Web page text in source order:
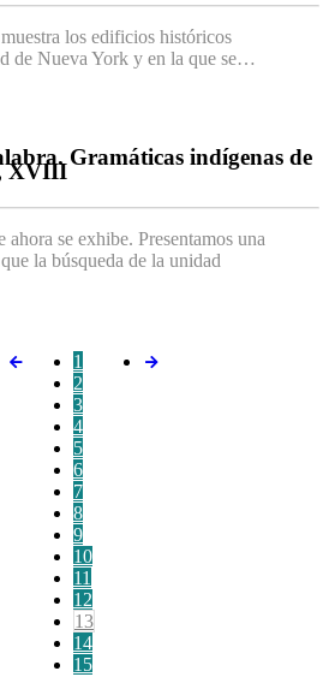
los edificios históricos
de Nueva York y en la que se…
Gramáticas indígenas de
XVIII
ahora se exhibe. Presentamos una
la búsqueda de la unidad
1
2
3
4
5
6
7
8
9
10
11
12
13
14
15